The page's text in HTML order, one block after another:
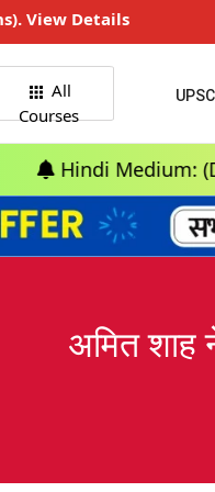
View Details
All
Courses
Medium: (Delhi) -
अमित शाह